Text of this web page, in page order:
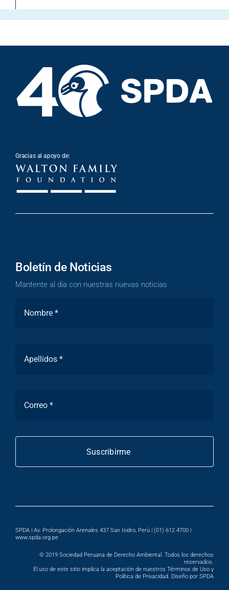
Gracias al apoyo de:
Boletín de Noticias
Mantente al día con nuestras nuevas noticias
Suscribirme
SPDA | Av. Prolongación Arenales 437 San Isidro, Perú | (01) 612 4700 |
www.spda.org.pe
© 2019Sociedad Peruana de Derecho Ambiental
. Todos los derechos
reservados.
El uso de este sitio implica la aceptación de nuestros Términos de Uso y
Política de Privacidad. Diseño por SPDA